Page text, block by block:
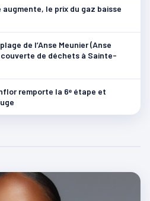
le prix du gaz baisse
de l’Anse Meunier (Anse
de déchets à Sainte-
remporte la 6ᵉ étape et